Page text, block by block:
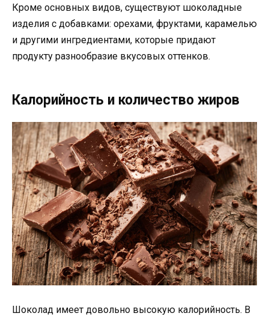
Кроме основных видов, существуют шоколадные
изделия с добавками: орехами, фруктами, карамелью
и другими ингредиентами, которые придают
продукту разнообразие вкусовых оттенков.
Калорийность и количество жиров
Шоколад имеет довольно высокую калорийность. В